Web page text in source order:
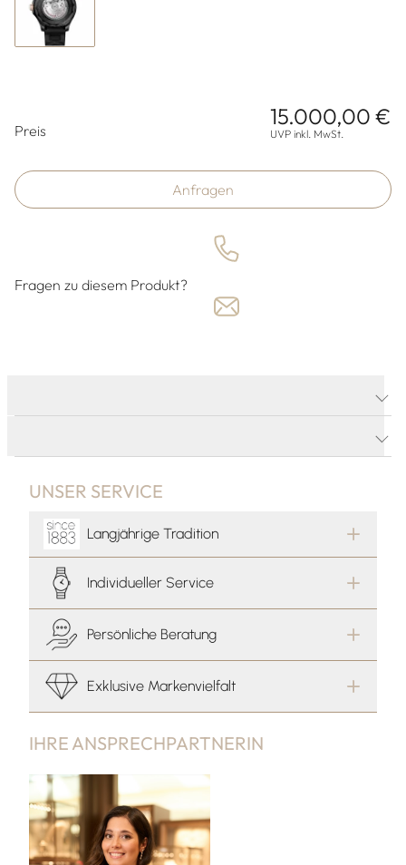
Preis
15.000,00 €
UVP inkl. MwSt.
Anfragen
Fragen zu diesem Produkt?
IHRE ANSPRECHPARTNERIN
UNSER SERVICE
Langjährige Tradition
Individueller Service
Persönliche Beratung
Exklusive Markenvielfalt